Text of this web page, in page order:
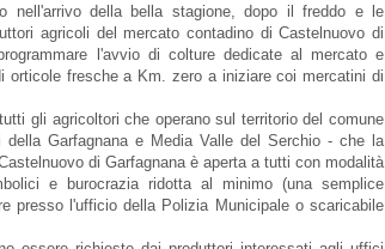
nell'arrivo della bella stagione, dopo il freddo e le
agricoli del mercato contadino di Castelnuovo di
l'avvio di colture dedicate al mercato e
orticole fresche a Km. zero a iniziare coi mercatini di
gli agricoltori che operano sul territorio del comune
Garfagnana e Media Valle del Serchio - che la
di Garfagnana è aperta a tutti con modalità
e burocrazia ridotta al minimo (una semplice
presso l'ufficio della Polizia Municipale o scaricabile